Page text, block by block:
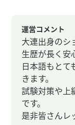
運営コメント
大連出身のシ
生歴が長く安
日本語もとて
きます。
試験対策や上
です。
是非皆さんレ